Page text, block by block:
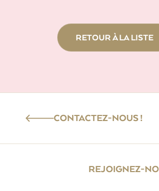
RETOUR À LA LISTE
CONTACTEZ-NOUS !
REJOIGNEZ-